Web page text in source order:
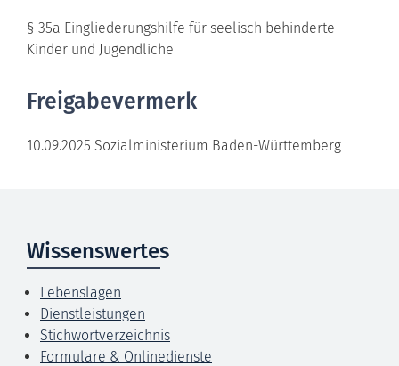
§ 35a Eingliederungshilfe für seelisch behinderte
Kinder und Jugendliche
Freigabevermerk
10.09.2025 Sozialministerium Baden-Württemberg
Wissenswertes
Lebenslagen
Dienstleistungen
Stichwortverzeichnis
Formulare & Onlinedienste